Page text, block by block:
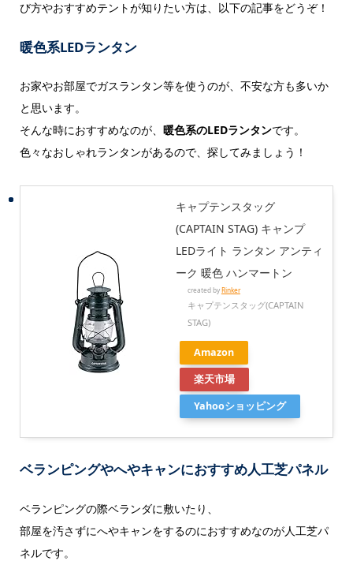
び方やおすすめテントが知りたい方は、以下の記事をどうぞ！
暖色系LEDランタン
お家やお部屋でガスランタン等を使うのが、不安な方も多いか
と思います。
そんな時におすすめなのが、 暖色系のLEDランタンです。
色々なおしゃれランタンがあるので、探してみましょう！
キャプテンスタッグ
(CAPTAIN STAG) キャンプ
LEDライト ランタン アンティ
ーク 暖色 ハンマートン
created byRinker
キャプテンスタッグ(CAPTAIN
STAG)
Amazon
楽天市場
Yahooショッピング
ベランピングやへやキャンにおすすめ人工芝パネル
ベランピングの際ベランダに敷いたり、
部屋を汚さずにへやキャンをするのにおすすめなのが人工芝パ
ネルです。